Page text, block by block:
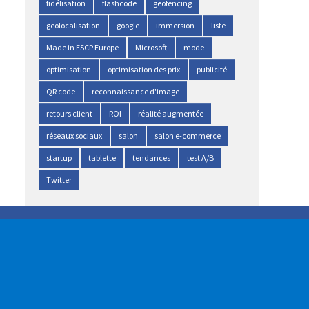
fidélisation flashcode geofencing
geolocalisation google immersion liste
Made in ESCP Europe Microsoft mode
optimisation optimisation des prix publicité
QR code reconnaissance d'image
retours client ROI réalité augmentée
réseaux sociaux salon salon e-commerce
startup tablette tendances test A/B
Twitter